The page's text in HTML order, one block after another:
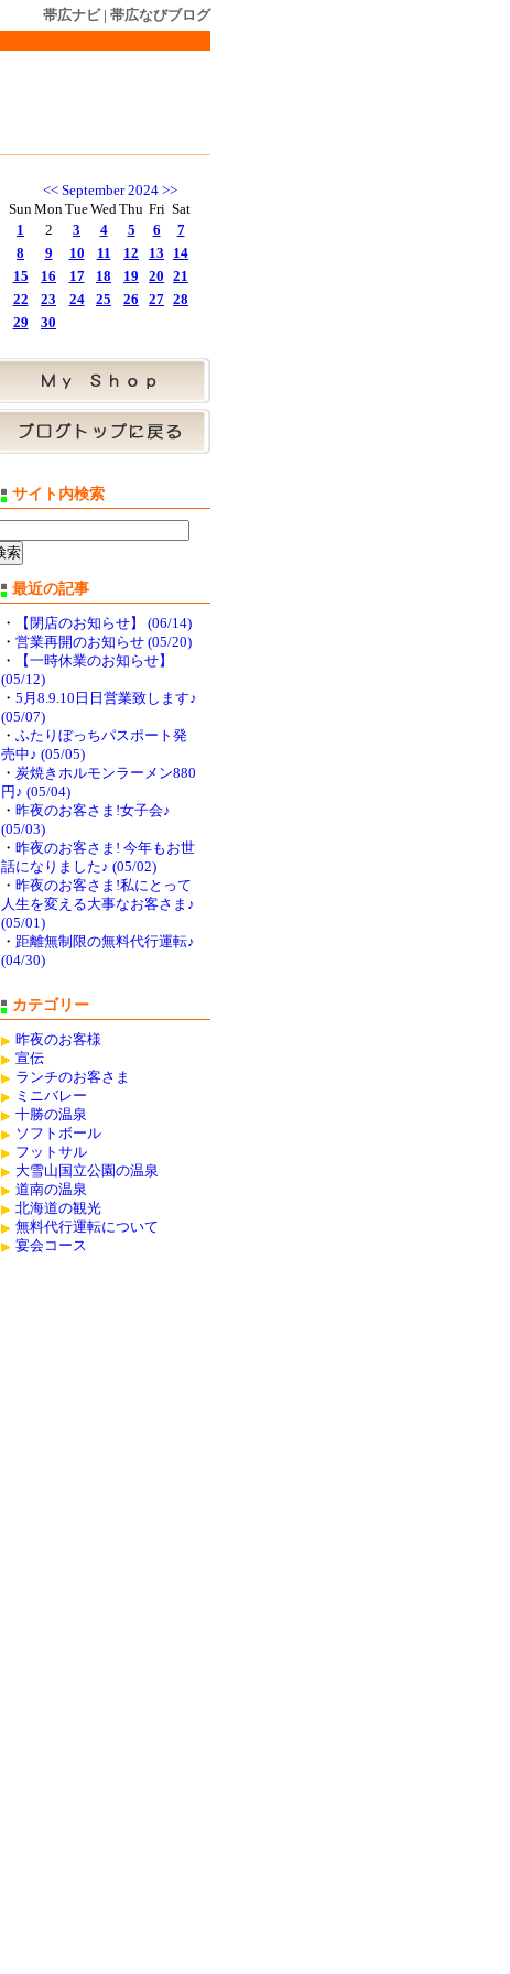
帯広ナビ| 帯広なびブログ
<< September 2024 >>
SunMonTueWedThu Fri Sat
1
2 3 4 5 6
7
8
9 10 11 12 13
14
15
16 17 18 19 20
21
22
23 24 25 26 27 28
29
30
サイト内検索
最近の記事
・
【閉店のお知らせ】 (06/14)
・ 営業再開のお知らせ (05/20)
・
【一時休業のお知らせ】
(05/12)
・ 5月8.9.10日日営業致します♪
(05/07)
・ ふたりぼっちパスポート発
売中♪ (05/05)
・ 炭焼きホルモンラーメン880
円♪ (05/04)
・ 昨夜のお客さま!女子会♪
(05/03)
・ 昨夜のお客さま! 今年もお世
話になりました♪ (05/02)
・ 昨夜のお客さま!私にとって
人生を変える大事なお客さま♪
(05/01)
・ 距離無制限の無料代行運転♪
(04/30)
カテゴリー
昨夜のお客様
宣伝
ランチのお客さま
ミニバレー
十勝の温泉
ソフトボール
フットサル
大雪山国立公園の温泉
道南の温泉
北海道の観光
無料代行運転について
宴会コース